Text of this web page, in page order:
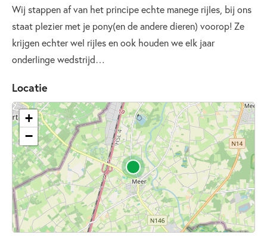
Wij stappen af van het principe echte manege rijles, bij ons
staat plezier met je pony(en de andere dieren) voorop! Ze
krijgen echter wel rijles en ook houden we elk jaar
onderlinge wedstrijd…
Locatie
+
−